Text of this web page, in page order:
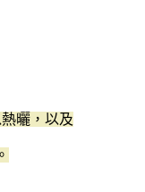
曬，以及